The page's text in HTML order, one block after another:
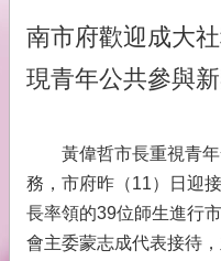
劃
為
民
開
放
政
府
南市府歡迎成大
現青年公共參與
黃偉哲市長重視青年
務，市府昨（11）日迎
長率領的39位師生進行
會主委蒙志成代表接待